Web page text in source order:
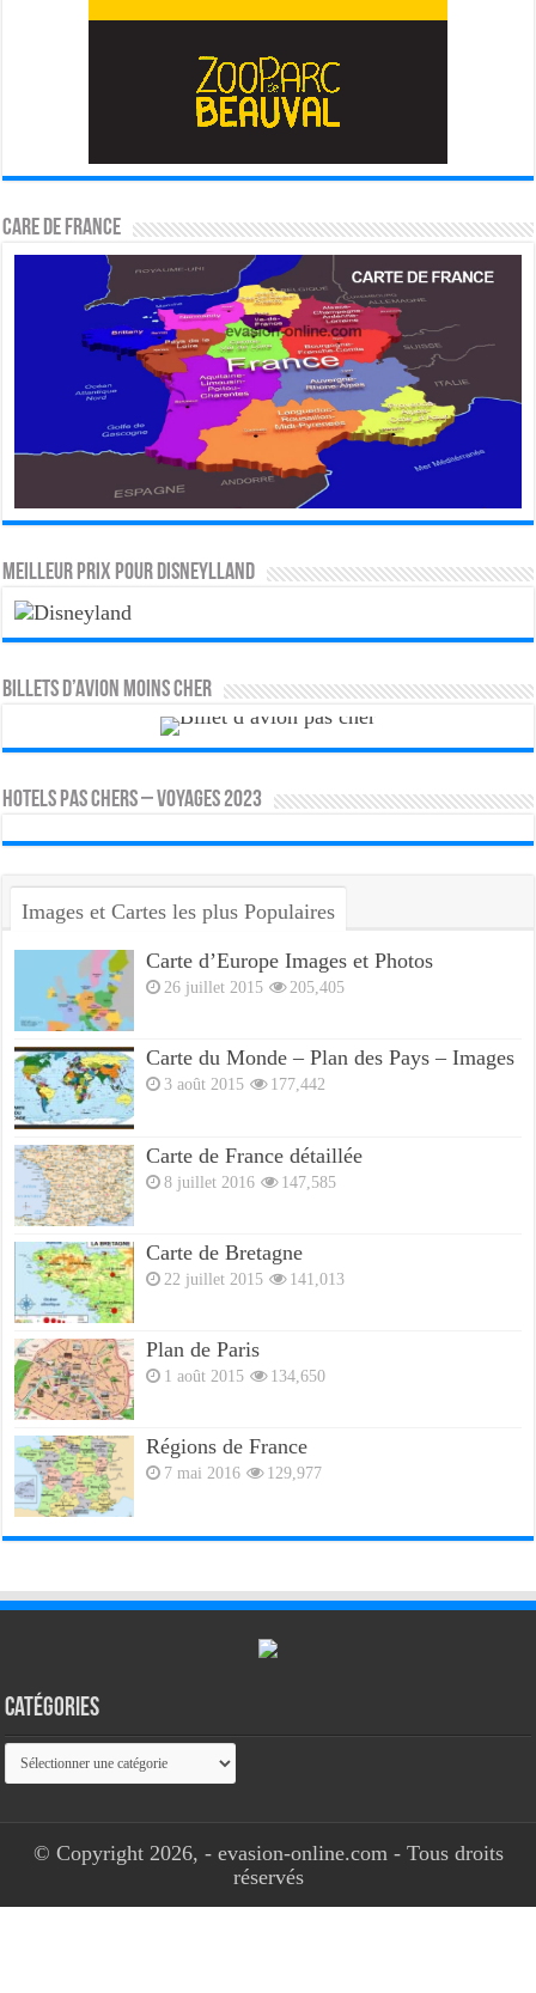
CARE DE FRANCE
MEILLEUR PRIX POUR DISNEYLLAND
Billets d’avion moins cher
HOTELS PAS CHERS – VOYAGES 2023
Images et Cartes les plus Populaires
Carte d’Europe Images et Photos
26 juillet 2015 205,405
Carte du Monde – Plan des Pays – Images
3 août 2015 177,442
Carte de France détaillée
8 juillet 2016 147,585
Carte de Bretagne
22 juillet 2015 141,013
Plan de Paris
1 août 2015 134,650
Régions de France
7 mai 2016 129,977
Catégories
Catégories
© Copyright 2026, - evasion-online.com - Tous droits
réservés